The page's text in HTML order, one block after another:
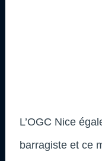
L’OGC Nice
barragiste et ce